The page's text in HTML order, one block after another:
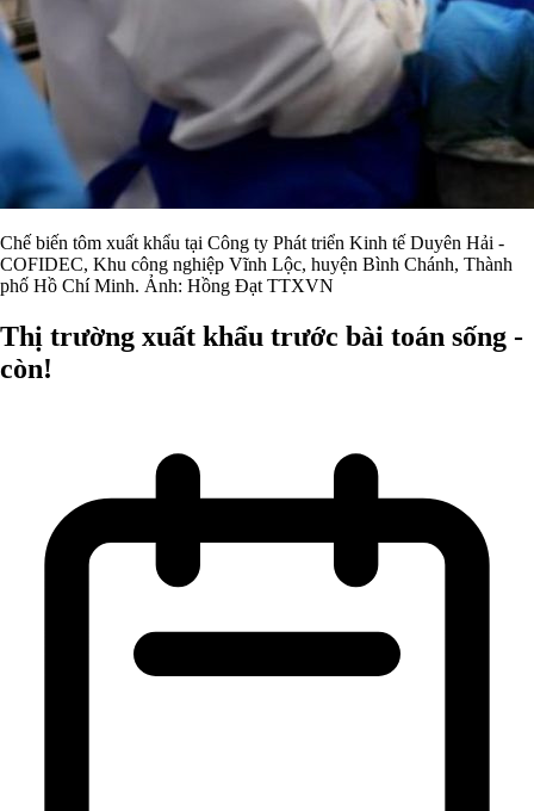
Chế biến tôm xuất khẩu tại Công ty Phát triển Kinh tế Duyên Hải -
COFIDEC, Khu công nghiệp Vĩnh Lộc, huyện Bình Chánh, Thành
phố Hồ Chí Minh. Ảnh: Hồng Đạt TTXVN
Thị trường xuất khẩu trước bài toán sống -
còn!